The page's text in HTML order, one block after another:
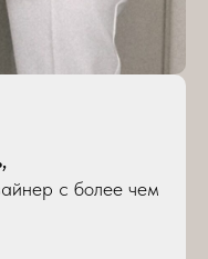
с более чем